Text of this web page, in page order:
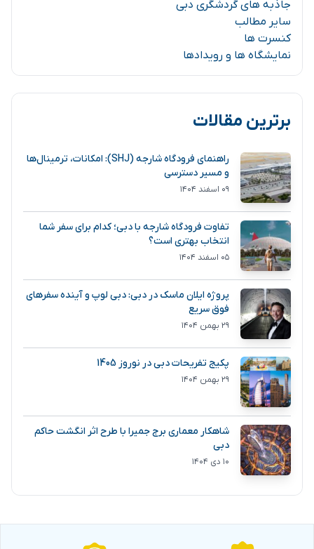
جاذبه های گردشگری دبی
سایر مطالب
کنسرت ها
نمایشگاه ها و رویدادها
برترین مقالات
راهنمای فرودگاه شارجه (SHJ): امکانات، ترمینال‌ها
و مسیر دسترسی
۰۹ اسفند ۱۴۰۴
تفاوت فرودگاه شارجه با دبی؛ کدام برای سفر شما
انتخاب بهتری است؟
۰۵ اسفند ۱۴۰۴
پروژه ایلان ماسک در دبی: دبی لوپ و آینده سفرهای
فوق سریع
۲۹ بهمن ۱۴۰۴
پکیج تفریحات دبی در نوروز 1405
۲۹ بهمن ۱۴۰۴
شاهکار معماری برج جمیرا با طرح اثر انگشت حاکم
دبی
۱۰ دی ۱۴۰۴